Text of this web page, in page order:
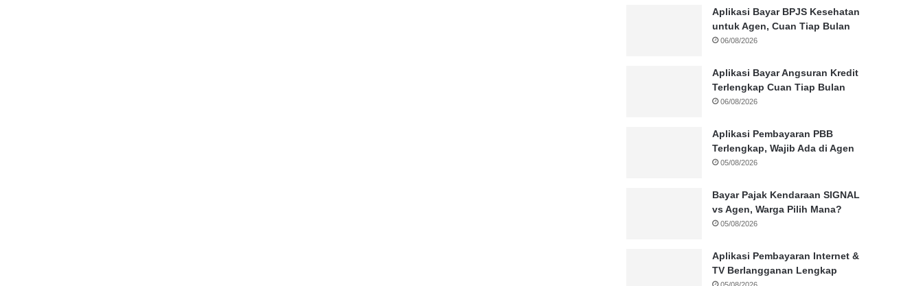
Aplikasi Bayar BPJS Kesehatan
untuk Agen, Cuan Tiap Bulan
06/08/2026
Aplikasi Bayar Angsuran Kredit
Terlengkap Cuan Tiap Bulan
06/08/2026
Aplikasi Pembayaran PBB
Terlengkap, Wajib Ada di Agen
05/08/2026
Bayar Pajak Kendaraan SIGNAL
vs Agen, Warga Pilih Mana?
05/08/2026
Aplikasi Pembayaran Internet &
TV Berlangganan Lengkap